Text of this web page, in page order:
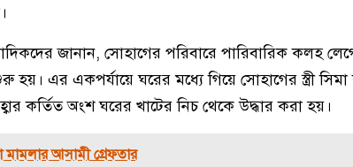
জানান, সোহাগের পরিবারে পারিবারিক কলহ
এর একপর্যায়ে ঘরের মধ্যে গিয়ে সোহাগের স্ত্রী
কর্তিত অংশ ঘরের খাটের নিচ থেকে উদ্ধার করা হয়।
মামলার আসামী গ্রেফতার